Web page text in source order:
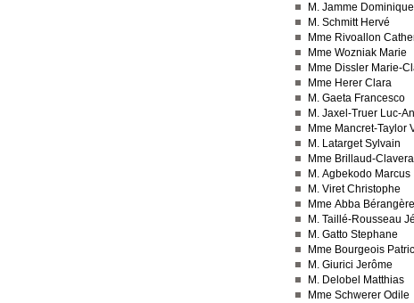
M. Jamme Dominique
M. Schmitt Hervé
Mme Rivoallon
Mme Wozniak Marie
Mme Dissler Marie-
Mme Herer Clara
M. Gaeta Francesco
M. Jaxel-Truer Luc-
Mme Mancret-Taylor
M. Latarget Sylvain
Mme Brillaud-
M. Agbekodo Marcus
M. Viret Christophe
Mme Abba Bérangère
M. Taillé-Rousseau
M. Gatto Stephane
Mme Bourgeois
M. Giurici Jerôme
M. Delobel Matthias
Mme Schwerer Odile